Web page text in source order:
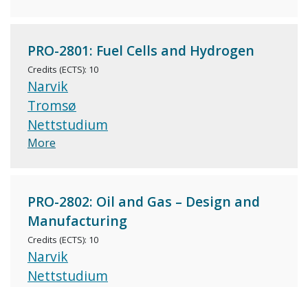
PRO-2801: Fuel Cells and Hydrogen
Credits (ECTS): 10
Narvik
Tromsø
Nettstudium
More
PRO-2802: Oil and Gas – Design and
Manufacturing
Credits (ECTS): 10
Narvik
Nettstudium